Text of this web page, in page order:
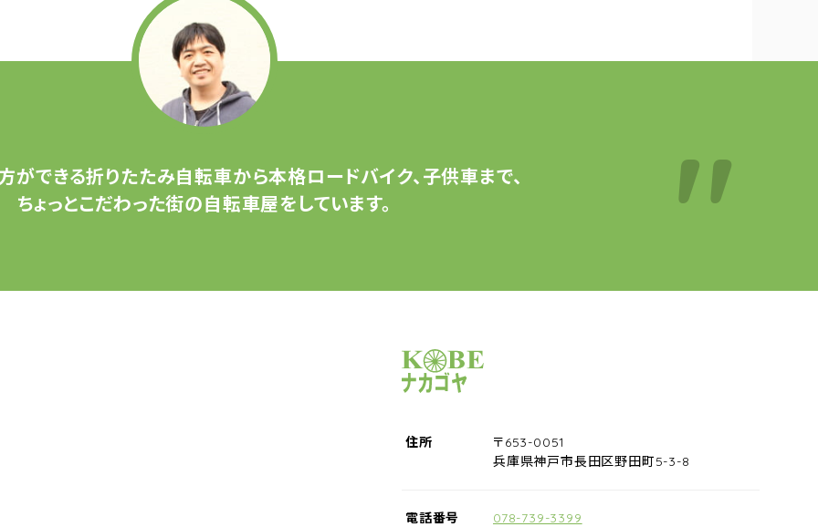
ができる折りたたみ自転車から本格ロードバイク、子供車まで、
ちょっとこだわった街の自転車屋をしています。
サイクルショップナカゴヤ
住所
〒653-0051
兵庫県神戸市長田区野田町5-3-8
電話番号 078-739-3399